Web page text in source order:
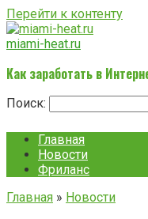
Перейти к контенту
miami-heat.ru
Как заработать в
Поиск:
Главная
Новости
Фриланс
Главная » Новости